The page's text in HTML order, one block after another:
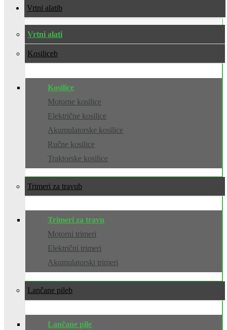
Vrtni alati
Vrtni alati
Kosilice
Kosilice
Motorne kosilice
Električne kosilice
Akumulatorske kosilice
Ručne kosilice
Traktorske kosilice
Trimeri za travu
Trimeri za travu
Motorni trimeri
Električni trimeri
Akumulatorski trimeri
Lančane pile
Lančane pile